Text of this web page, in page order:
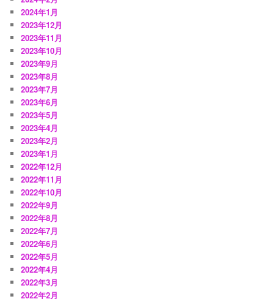
2024年1月
2023年12月
2023年11月
2023年10月
2023年9月
2023年8月
2023年7月
2023年6月
2023年5月
2023年4月
2023年2月
2023年1月
2022年12月
2022年11月
2022年10月
2022年9月
2022年8月
2022年7月
2022年6月
2022年5月
2022年4月
2022年3月
2022年2月